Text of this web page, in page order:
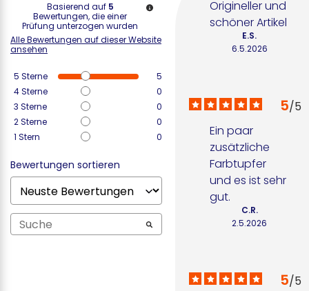
Basierend auf 5
Bewertungen, die einer
Prüfung unterzogen wurden
Alle Bewertungen auf dieser Website
ansehen
5 Sterne
5
4Sterne
0
3 Sterne
0
2Sterne
0
1 Stern 0
Bewertungen sortieren
Origineller und
schöner Artikel
6.5.2026
E.S.
5/5
Ein paar
zusätzliche
Farbtupfer
und es ist sehr
gut.
2.5.2026
C.R.
5/5